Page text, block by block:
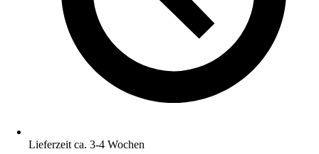
Lieferzeit ca. 3-4 Wochen